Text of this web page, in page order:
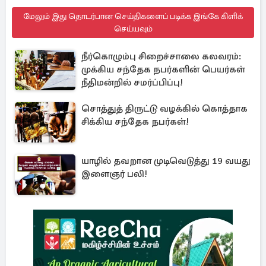
மேலும் இது தொடர்பான செய்திகளைப் படிக்க இங்கே கிளிக்
செய்யவும்
நீர்கொழும்பு சிறைச்சாலை கலவரம்:
முக்கிய சந்தேக நபர்களின் பெயர்கள்
நீதிமன்றில் சமர்ப்பிப்பு!
சொத்துத் திருட்டு வழக்கில் கொத்தாக
சிக்கிய சந்தேக நபர்கள்!
யாழில் தவறான முடிவெடுத்து 19 வயது
இளைஞர் பலி!